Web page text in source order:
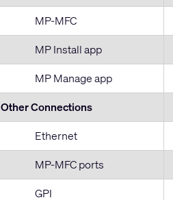
MP-MFC
MP Install app
MP Manage app
Other Connections
Ethernet
MP-MFC ports
GPI